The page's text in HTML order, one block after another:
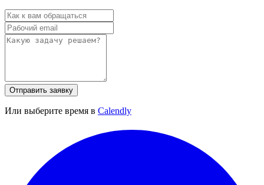
Отправить заявку
Или выберите время в Calendly